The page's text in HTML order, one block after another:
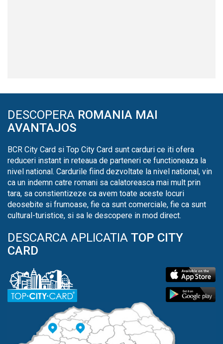
DESCOPERA ROMANIA MAI
AVANTAJOS
BCR City Card si Top City Card sunt carduri ce iti ofera
reduceri instant in reteaua de parteneri ce functioneaza la
nivel national. Cardurile fiind dezvoltate la nivel national, vin
ca un indemn catre romani sa calatoreasca mai mult prin
tara, sa constientizeze ca avem toate aceste locuri
deosebite si frumoase, fie ca sunt comerciale, fie ca sunt
cultural-turistice, si sa le descopere in mod direct.
DESCARCA APLICATIA TOP CITY
CARD